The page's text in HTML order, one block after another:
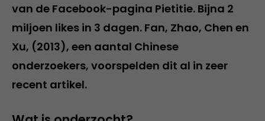
van de Facebook-pagina Pietitie. Bijna 2
miljoen likes in 3 dagen. Fan, Zhao, Chen en
Xu, (2013), een aantal Chinese
onderzoekers, voorspelden dit al in zeer
recent artikel.